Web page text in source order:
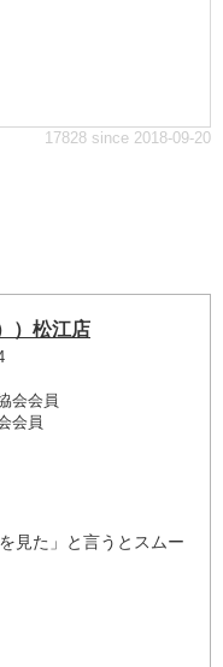
17828 since 2018-09-20
）松江店
会会員
会員
見た」と言うとスムー